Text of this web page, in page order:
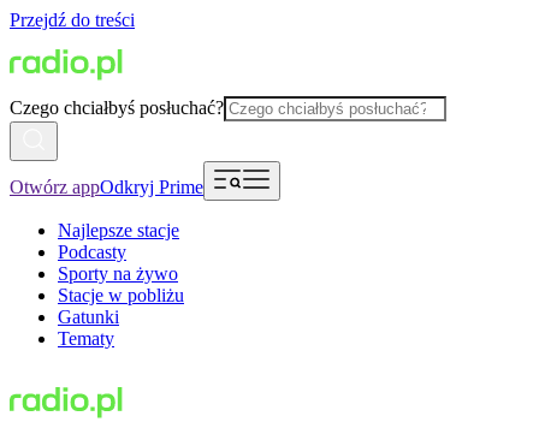
Przejdź do treści
Czego chciałbyś posłuchać?
Otwórz appOdkryj Prime
Najlepsze stacje
Podcasty
Sporty na żywo
Stacje w pobliżu
Gatunki
Tematy